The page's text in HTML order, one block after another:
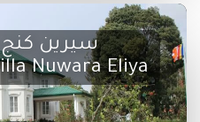
سيرين كنج
Nuwara Eliya